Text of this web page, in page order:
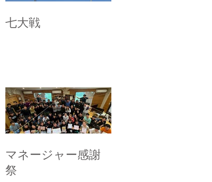
七大戦
マネージャー感謝
祭